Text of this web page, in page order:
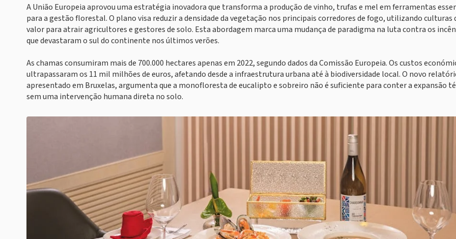
A União Europeia aprovou uma estratégia inovadora que transforma a produção de vinho, trufas e mel em ferramentas
para a gestão florestal. O plano visa reduzir a densidade da vegetação nos principais corredores de fogo, utilizando culturas
valor para atrair agricultores e gestores de solo. Esta abordagem marca uma mudança de paradigma na luta contra os
que devastaram o sul do continente nos últimos verões.
As chamas consumiram mais de 700.000 hectares apenas em 2022, segundo dados da Comissão Europeia. Os custos
ultrapassaram os 11 mil milhões de euros, afetando desde a infraestrutura urbana até à biodiversidade local. O novo
apresentado em Bruxelas, argumenta que a monofloresta de eucalipto e sobreiro não é suficiente para conter a expansão
sem uma intervenção humana direta no solo.